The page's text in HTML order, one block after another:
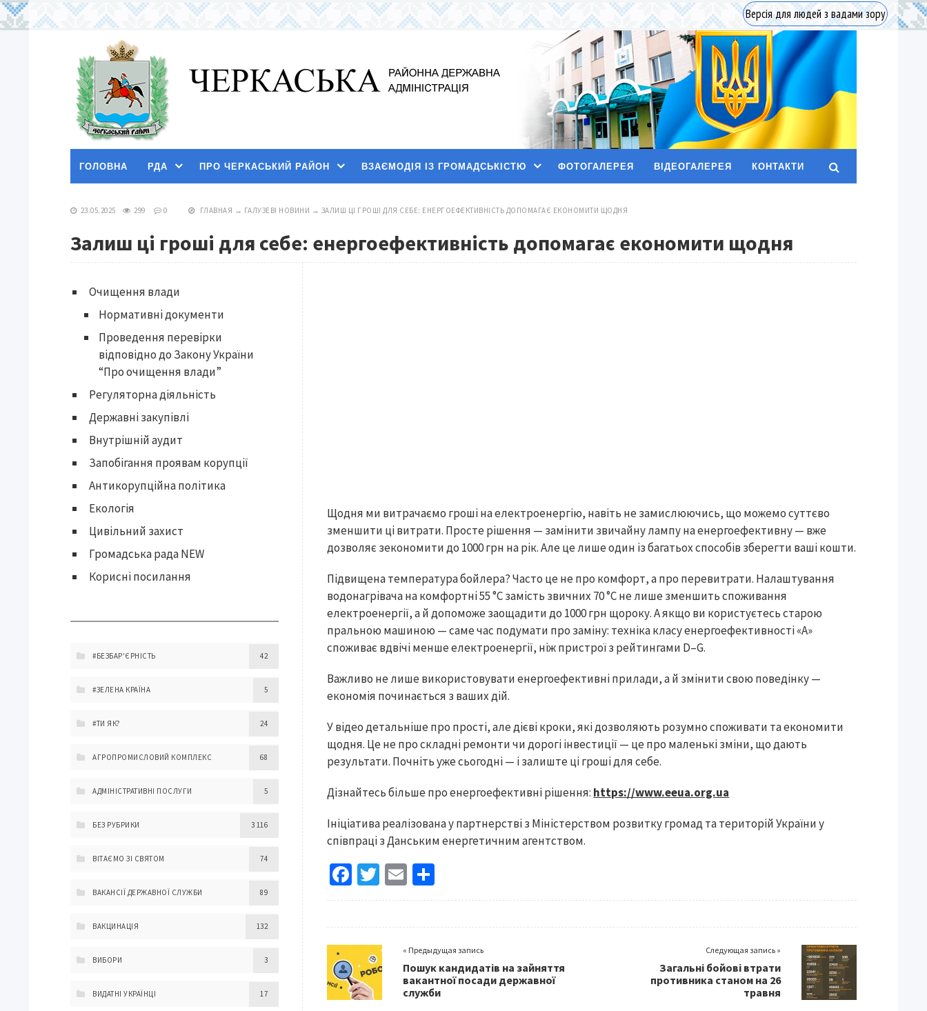
Версія для людей з вадами зору
ГОЛОВНА РДА ПРО ЧЕРКАСЬКИЙ РАЙОН ВЗАЄМОДІЯ ІЗ ГРОМАДСЬКІСТЮ ФОТОГАЛЕРЕЯ ВІДЕОГАЛЕРЕЯ КОНТАКТИ
23.05.2025 299 0 ГЛАВНАЯ → ГАЛУЗЕВІ НОВИНИ → ЗАЛИШ ЦІ ГРОШІ ДЛЯ СЕБЕ: ЕНЕРГОЕФЕКТИВНІСТЬ ДОПОМАГАЄ ЕКОНОМИТИ ЩОДНЯ
Залиш ці гроші для себе: енергоефективність допомагає економити щодня
Щодня ми витрачаємо гроші на електроенергію, навіть не замислюючись, що можемо суттєво
зменшити ці витрати. Просте рішення — замінити звичайну лампу на енергоефективну — вже
дозволяє зекономити до 1000 грн на рік. Але це лише один із багатьох способів зберегти ваші кошти.
Підвищена температура бойлера? Часто це не про комфорт, а про перевитрати. Налаштування
водонагрівача на комфортні 55 °C замість звичних 70 °C не лише зменшить споживання
електроенергії, а й допоможе заощадити до 1000 грн щороку. А якщо ви користуєтесь старою
пральною машиною — саме час подумати про заміну: техніка класу енергоефективності «А»
споживає вдвічі менше електроенергії, ніж пристрої з рейтингами D–G.
Важливо не лише використовувати енергоефективні прилади, а й змінити свою поведінку —
економія починається з ваших дій.
У відео детальніше про прості, але дієві кроки, які дозволяють розумно споживати та економити
щодня. Це не про складні ремонти чи дорогі інвестиції — це про маленькі зміни, що дають
результати. Почніть уже сьогодні — і залиште ці гроші для себе.
Дізнайтесь більше про енергоефективні рішення: https://www.eeua.org.ua
Ініціатива реалізована у партнерстві з Міністерством розвитку громад та територій України у
співпраці з Данським енергетичним агентством.
Fa
ce
o
o
k
T
wi
er
E
m
l
h
« Предыдущая запись
Пошук кандидатів на зайняття
вакантної посади державної
служби
Следующая запись »
Загальні бойові втрати
противника станом на 26
травня
Очищення влади
Нормативні документи
Проведення перевірки
відповідно до Закону України
“Про очищення влади”
Регуляторна діяльність
Державні закупівлі
Внутрішній аудит
Запобігання проявам корупції
Антикорупційна політика
Екологія
Цивільний захист
Громадська рада NEW
Корисні посилання
#БЕЗБАР'ЄРНІСТЬ 42
#ЗЕЛЕНА КРАЇНА 5
#ТИ ЯК? 24
АГРОПРОМИСЛОВИЙ КОМПЛЕКС 68
АДМІНІСТРАТИВНІ ПОСЛУГИ 5
БЕЗ РУБРИКИ 3 116
ВІТАЄМО ЗІ СВЯТОМ 74
ВАКАНСІЇ ДЕРЖАВНОЇ СЛУЖБИ 89
ВАКЦИНАЦІЯ 132
ВИБОРИ 3
ВИДАТНІ УКРАЇНЦІ 17